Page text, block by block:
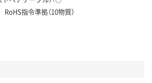
指令準拠（10物質）